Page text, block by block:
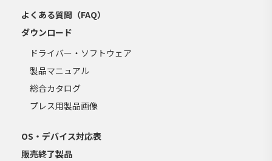
よくある質問（FAQ）
ダウンロード
ドライバー・ソフトウェア
製品マニュアル
総合カタログ
プレス用製品画像
OS・デバイス対応表
販売終了製品